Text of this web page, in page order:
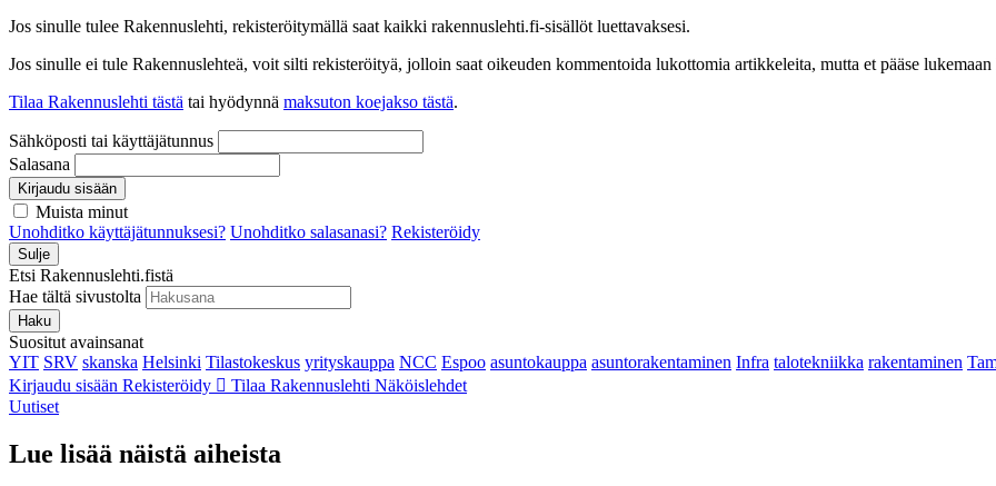
Jos sinulle tulee Rakennuslehti, rekisteröitymällä saat kaikki rakennuslehti.fi-sisällöt luettavaksesi.
Jos sinulle ei tule Rakennuslehteä, voit silti rekisteröityä, jolloin saat oikeuden kommentoida lukottomia artikkeleita, mutta et pääse
Tilaa Rakennuslehti tästä tai hyödynnä maksuton koejakso tästä.
Sähköposti tai käyttäjätunnus
Salasana
Kirjaudu sisään
Muista minut
Unohditko käyttäjätunnuksesi? Unohditko salasanasi? Rekisteröidy
Sulje
Etsi Rakennuslehti.fistä
Hae tältä sivustolta
Haku
Suositut avainsanat
YIT SRV skanska Helsinki Tilastokeskus yrityskauppa NCC Espoo asuntokauppa asuntorakentaminen Infra talotekniikka rakentaminen
Kirjaudu sisään Rekisteröidy Tilaa Rakennuslehti Näköislehdet
Uutiset
Lue lisää näistä aiheista